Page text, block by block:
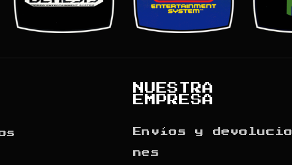
NUESTRA
EMPRESA
Envíos y devolucio
nes